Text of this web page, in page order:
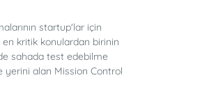
startup'lar için
en kritik konulardan birinin
sahada test edebilme
yerini alan Mission Control